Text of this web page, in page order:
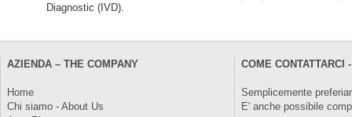
Diagnostic (IVD).
AZIENDA – THE COMPANY
Home
Chi siamo - About Us
COME CONTATTARCI
Semplicemente
E' anche possibile